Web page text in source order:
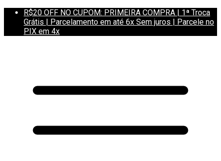
R$20 OFF NO CUPOM: PRIMEIRA COMPRA | 1ª Troca
Grátis | Parcelamento em até 6x Sem juros | Parcele no
PIX em 4x